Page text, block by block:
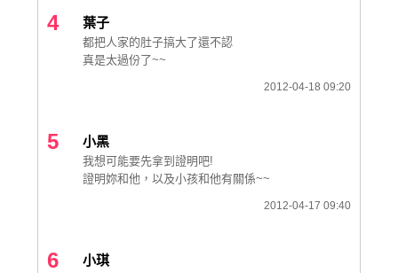
4 葉子
都把人家的肚子搞大了還不認
真是太過份了~~
2012-04-18 09:20
5 小黑
我想可能要先拿到證明吧!
證明妳和他，以及小孩和他有關係~~
2012-04-17 09:40
6 小琪